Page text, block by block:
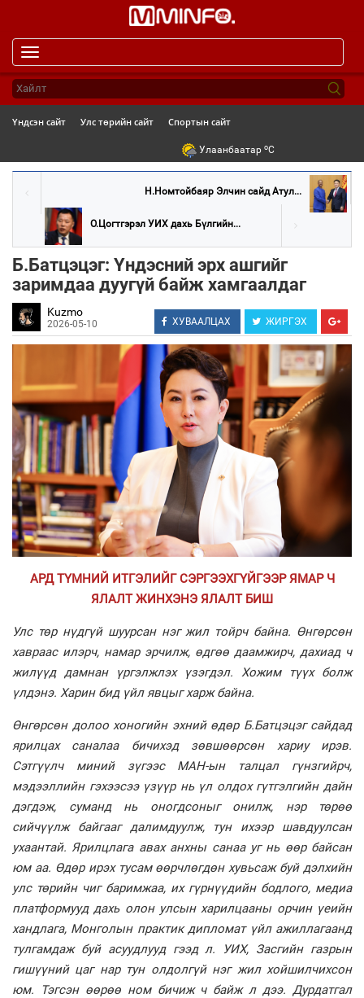
navigation
Үндсэн сайт Улс төрийн сайт Спортын сайт
Улаанбаатар oC
Н.Номтойбаяр Элчин сайд Атул...
О.Цогтгэрэл УИХ дахь Бүлгийн...
Б.Батцэцэг: Үндэсний эрх ашгийг
заримдаа дуугүй байж хамгаалдаг
Kuzmo
2026-05-10 ХУВААЛЦАХ ЖИРГЭХ
АРД ТҮМНИЙ ИТГЭЛИЙГ СЭРГЭЭХГҮЙГЭЭР ЯМАР Ч
ЯЛАЛТ ЖИНХЭНЭ ЯЛАЛТ БИШ
Улс төр нүдгүй шуурсан нэг жил тойрч байна. Өнгөрсөн
хавраас илэрч, намар эрчилж, өдгөө даамжирч, дахиад ч
жилүүд дамнан үргэлжлэх үзэгдэл. Хожим түүх болж
үлдэнэ. Харин бид үйл явцыг харж байна.
Өнгөрсөн долоо хоногийн эхний өдөр Б.Батцэцэг сайдад
ярилцах саналаа бичихэд зөвшөөрсөн хариу ирэв.
Сэтгүүлч миний зүгээс МАН-ын талцал гүнзгийрч,
мэдээллийн гэхээсээ үзүүр нь үл олдох гүтгэлгийн дайн
дэгдэж, суманд нь оногдсоныг онилж, нэр төрөө
сийчүүлж байгааг далимдуулж, тун ихээр шавдуулсан
ухаантай. Ярилцлага авах анхны санаа уг нь өөр байсан
юм аа. Өдөр ирэх тусам өөрчлөгдөн хувьсаж буй дэлхийн
улс төрийн чиг баримжаа, их гүрнүүдийн бодлого, медиа
платформууд дахь олон улсын харилцааны орчин үеийн
хандлага, Монголын практик дипломат үйл ажиллагаанд
тулгамдаж буй асуудлууд гээд л. УИХ, Засгийн газрын
гишүүний цаг нар тун олдолгүй нэг жил хойшилчихсон
юм. Тэгсэн өөрөө ном бичиж ч байж л дээ. Дурдатгал